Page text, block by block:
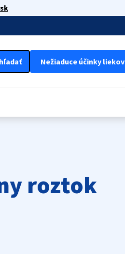
Nežiaduce účinky liekov
roztok